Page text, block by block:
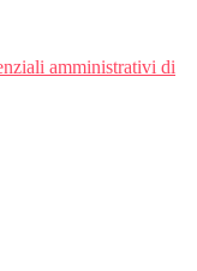
amministrativi di